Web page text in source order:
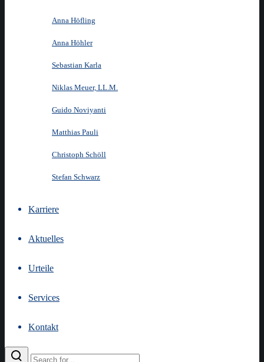
Anna Höfling
Anna Höhler
Sebastian Karla
Niklas Meuer, LL.M.
Guido Noviyanti
Matthias Pauli
Christoph Schöll
Stefan Schwarz
Karriere
Aktuelles
Urteile
Services
Kontakt